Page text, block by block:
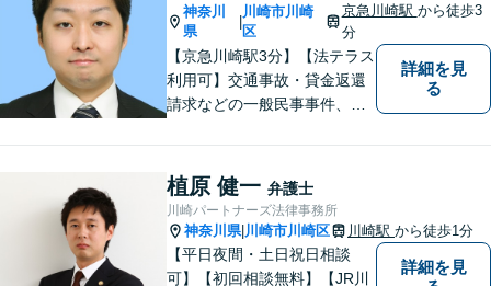
神奈川
県
川崎市川崎
区
京急川崎駅 から徒歩3
分
【京急川崎駅3分】【法テラス
利用可】交通事故・貸金返還
請求などの一般民事事件、離
事事件、任意整理・破産・個
人再生などの債務整理事件、
さらには刑事事件等幅広い分
野を取り扱っております。お
気軽にご相談ください【休
日・夜間相談可】
詳細を見
る
植原 健一 弁護士
川崎パートナーズ法律事務所
神奈川県| 川崎市川崎区 川崎駅 から徒歩1分
【平日夜間・土日祝日相談
可】【初回相談無料】【JR川
詳細を見